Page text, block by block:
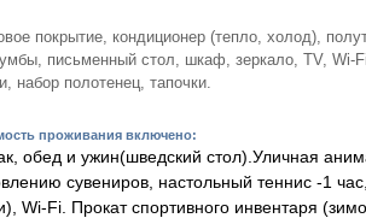
покрытие, кондиционер (тепло, холод),
письменный стол, шкаф, зеркало, TV,
набор полотенец, тапочки.
проживания включено:
обед и ужин(шведский стол).Уличная
сувениров, настольный теннис -1
Wi-Fi. Прокат спортивного инвентаря